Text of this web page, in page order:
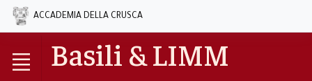
ACCADEMIA DELLA CRUSCA
Basili & LIMM